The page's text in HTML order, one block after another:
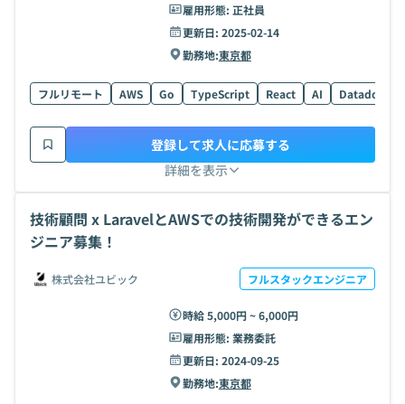
雇用形態: 正社員
更新日: 2025-02-14
勤務地:東京都
フルリモート AWS Go TypeScript React AI Datadog
詳細を表示
登録して求人に応募する
技術顧問 x LaravelとAWSでの技術開発ができるエン
ジニア募集！
株式会社ユビック フルスタックエンジニア
時給 5,000円 ~ 6,000円
雇用形態: 業務委託
更新日: 2024-09-25
勤務地:東京都